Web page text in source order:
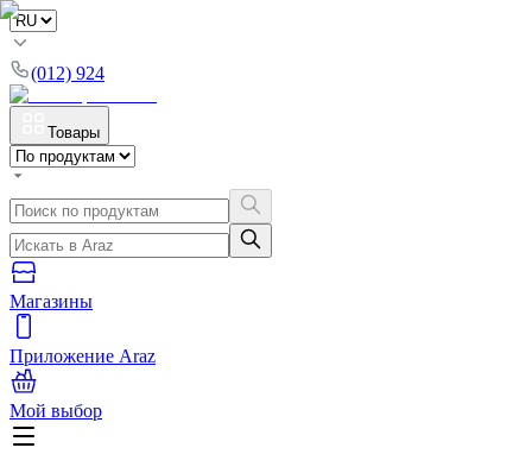
(012) 924
Товары
Магазины
Приложение Araz
Мой выбор